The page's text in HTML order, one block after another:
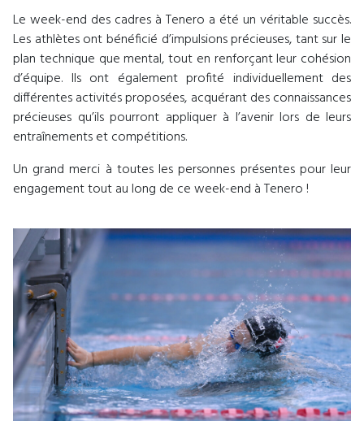
Le week-end des cadres à Tenero a été un véritable succès.
Les athlètes ont bénéficié d’impulsions précieuses, tant sur le
plan technique que mental, tout en renforçant leur cohésion
d’équipe. Ils ont également profité individuellement des
différentes activités proposées, acquérant des connaissances
précieuses qu’ils pourront appliquer à l’avenir lors de leurs
entraînements et compétitions.
Un grand merci à toutes les personnes présentes pour leur
engagement tout au long de ce week-end à Tenero !